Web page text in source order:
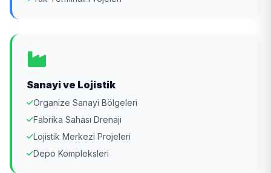
Sanayi ve Lojistik
Organize Sanayi Bölgeleri
Fabrika Sahası Drenajı
Lojistik Merkezi Projeleri
Depo Kompleksleri